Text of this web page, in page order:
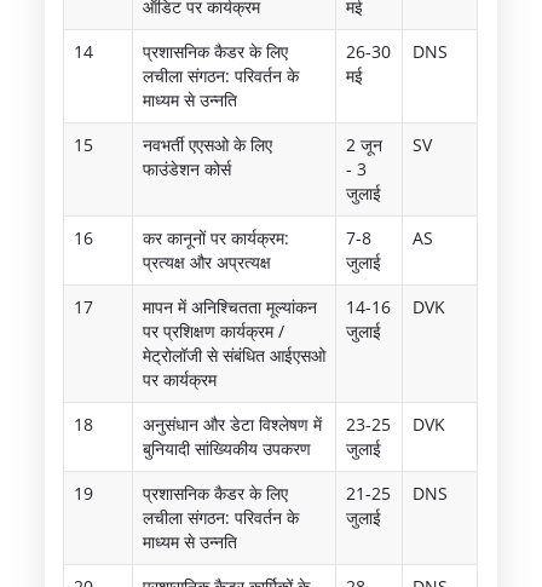
ऑडिट पर कार्यक्रम
मई
14
प्रशासनिक कैडर के लिए
लचीला संगठन: परिवर्तन के
माध्यम से उन्नति
26-30
मई
DNS
15
नवभर्ती एएसओ के लिए
फाउंडेशन कोर्स
2 जून
- 3
जुलाई
SV
16
कर कानूनों पर कार्यक्रम:
प्रत्यक्ष और अप्रत्यक्ष
7-8
जुलाई
AS
17
मापन में अनिश्चितता मूल्यांकन
पर प्रशिक्षण कार्यक्रम /
मेट्रोलॉजी से संबंधित आईएसओ
पर कार्यक्रम
14-16
जुलाई
DVK
18
अनुसंधान और डेटा विश्लेषण में
बुनियादी सांख्यिकीय उपकरण
23-25
जुलाई
DVK
19
प्रशासनिक कैडर के लिए
लचीला संगठन: परिवर्तन के
माध्यम से उन्नति
21-25
जुलाई
DNS